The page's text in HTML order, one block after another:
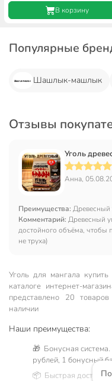
В корзину
Популярные
Шашлык-машлык
Отзывы
Уголь
Анна,
Преимущества: Древесный
Комментарий: Древесный
достойного объёма, чтобы
не труха)
Уголь для мангала
каталоге интернет-
представлено 20
наличии
Наши преимущества:
🎁 Бонусная
рублей, 1 бонусный
📦 Быстрая